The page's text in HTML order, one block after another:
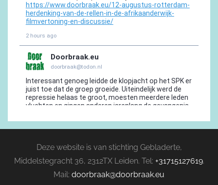
Deze website is van stichting Gebladerte,
Middelstegracht 36, 2312TX Leiden. Tel: +31715127619.
Mail: doorbraak@doorbraak.eu